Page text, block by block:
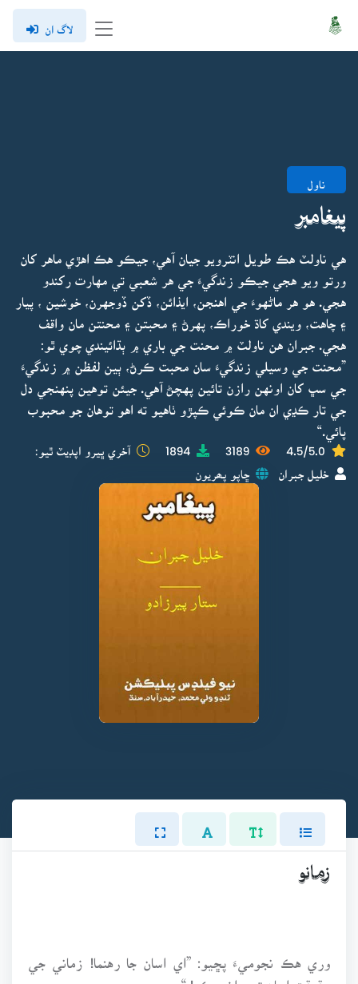
لاگ ان
ناول
پيغامبر
هي ناولٽ هڪ طويل انٽرويو جيان آهي، جيڪو هڪ اهڙي ماهر کان
ورتو ويو هجي جيڪو زندگيءَ جي هر شعبي تي مهارت رکندو
هجي. هو هر ماڻهوءَ جي اهنجن، ايذائن، ڏکن ڏوجهرن، خوشين ، پيار
۽ چاهت، ويندي کاڌ خوراڪ، پهرڻ ۽ محبتن ۽ محنتن مان واقف
هجي. جبران هن ناولٽ ۾ محنت جي باري ۾ ٻڌائيندي چوي ٿو:
”محنت جي وسيلي زندگيءَ سان محبت ڪرڻ، ٻين لفظن ۾ زندگيءَ
جي سڀ کان اونهن رازن تائين پهچڻ آهي. جيئن توهين پنهنجي دل
جي تار ڪڍي ان مان ڪوئي ڪپڙو ٺاهيو ته اهو توهان جو محبوب
پائي.“
4.5/5.0
3189
1894 آخري ڀيرو اپڊيٽ ٿيو:
خليل جبران ڇاپو پھريون
زمانو
وري هڪ نجوميءَ پڇيو: ”اي اسان جا رهنما! زماني جي
حقيقت اسان تي واضع ڪر! “